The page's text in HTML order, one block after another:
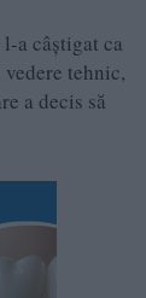
a câștigat ca
tehnic,
a decis să